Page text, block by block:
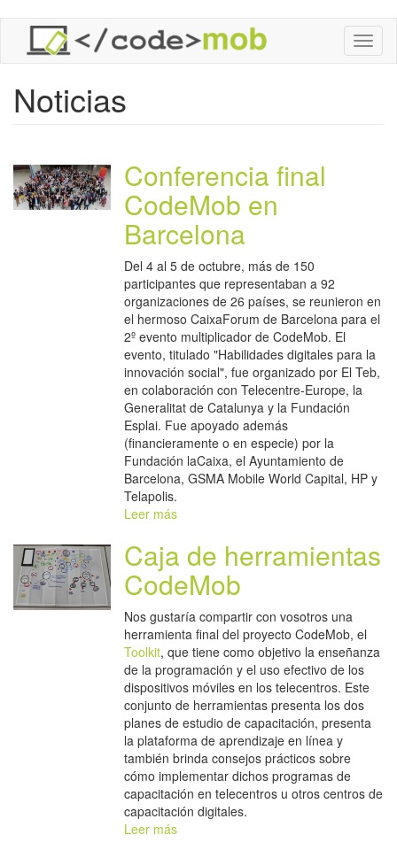
Pasar
contenido
Noticias
Conferencia final
CodeMob en
Barcelona
Del 4 al 5 de octubre, más de 150
participantes que representaban a 92
organizaciones de 26 países, se reunieron en
el hermoso CaixaForum de Barcelona para el
2º evento multiplicador de CodeMob. El
evento, titulado "Habilidades digitales para la
innovación social", fue organizado por El Teb,
en colaboración con Telecentre-Europe, la
Generalitat de Catalunya y la Fundación
Esplai. Fue apoyado además
(financieramente o en especie) por la
Fundación laCaixa, el Ayuntamiento de
Barcelona, ​​GSMA Mobile World Capital, HP y
Telapolis.
Leer más
Caja de herramientas
CodeMob
Nos gustaría compartir con vosotros una
herramienta final del proyecto CodeMob, el
Toolkit, que tiene como objetivo la enseñanza
de la programación y el uso efectivo de los
dispositivos móviles en los telecentros. Este
conjunto de herramientas presenta los dos
planes de estudio de capacitación, presenta
la plataforma de aprendizaje en línea y
también brinda consejos prácticos sobre
cómo implementar dichos programas de
capacitación en telecentros u otros centros de
capacitación digitales.
Leer más